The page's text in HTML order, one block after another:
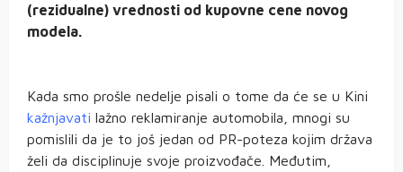
(rezidualne) vrednosti od kupovne cene novog
modela.
Kada smo prošle nedelje pisali o tome da će se u Kini
kažnjavati lažno reklamiranje automobila, mnogi su
pomislili da je to još jedan od PR-poteza kojim država
želi da disciplinuje svoje proizvođače. Međutim,